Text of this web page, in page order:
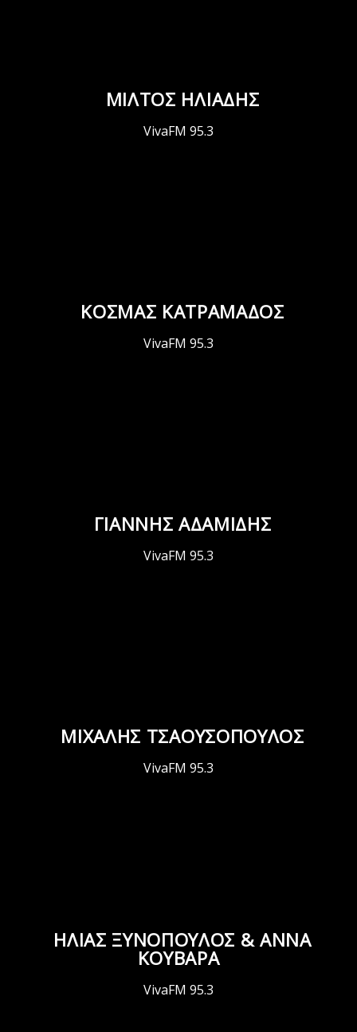
ΜΙΛΤΟΣ ΗΛΙΑΔΗΣ
VivaFM 95.3
ΚΟΣΜΑΣ ΚΑΤΡΑΜΑΔΟΣ
VivaFM 95.3
ΓΙΑΝΝΗΣ ΑΔΑΜΙΔΗΣ
VivaFM 95.3
ΜΙΧΑΛΗΣ ΤΣΑΟΥΣΟΠΟΥΛΟΣ
VivaFM 95.3
ΗΛΙΑΣ ΞΥΝΟΠΟΥΛΟΣ & ΑΝΝΑ
ΚΟΥΒΑΡΑ
VivaFM 95.3